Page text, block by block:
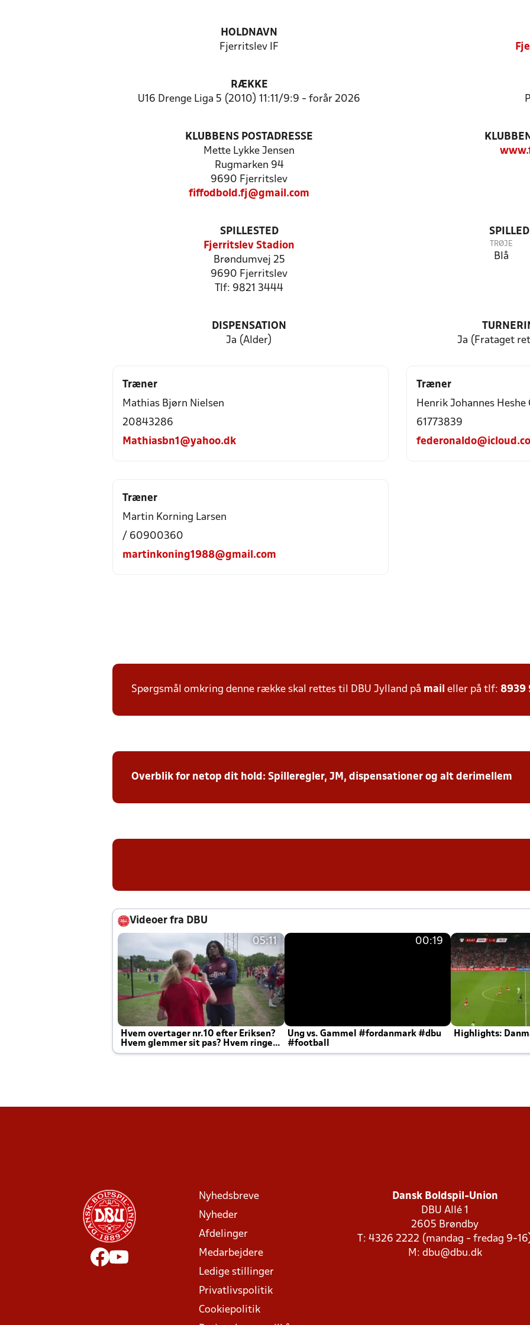
HOLDNAVN
Fjerritslev IF
RÆKKE
U16 Drenge Liga 5 (2010) 11:11/9:9 - forår 2026
KLUBBENS POSTADRESSE
Mette Lykke Jensen
Rugmarken 94
9690 Fjerritslev
fiffodbold.fj@gmail.com
SPILLESTED
Fjerritslev Stadion
Brøndumvej 25
9690 Fjerritslev
Tlf: 9821 3444
TRØJE
Blå
DISPENSATION
Ja (Alder)
Ja (Frataget
Træner
Mathias Bjørn Nielsen
20843286
Mathiasbn1@yahoo.dk
Træner
Henrik Johannes Heshe
61773839
Træner
Martin Korning Larsen
/ 60900360
martinkoning1988@gmail.com
Spørgsmål omkring denne række skal rettes til DBU Jylland på mail eller på tlf: 8939
Overblik for netop dit hold: Spilleregler, JM, dispensationer og alt derimellem
Videoer fra DBU
05:11
Hvem overtager nr.10 efter Eriksen?
Hvem glemmer sit pas? Hvem ringer
Joachim altid til efter kampe?
00:19
Ung vs. Gammel #fordanmark #dbu
#football
Highlights:
Nyhedsbreve
Nyheder
Afdelinger
Medarbejdere
Ledige stillinger
Privatlivspolitik
Cookiepolitik
Dansk Boldspil-Union
DBU Allé 1
2605 Brøndby
T: 4326 2222 (mandag - fredag 9-
M: dbu@dbu.dk